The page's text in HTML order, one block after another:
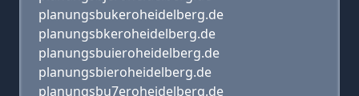
planungsbukeroheidelberg.de
planungsbkeroheidelberg.de
planungsbuieroheidelberg.de
planungsbieroheidelberg.de
planungsbu7eroheidelberg.de